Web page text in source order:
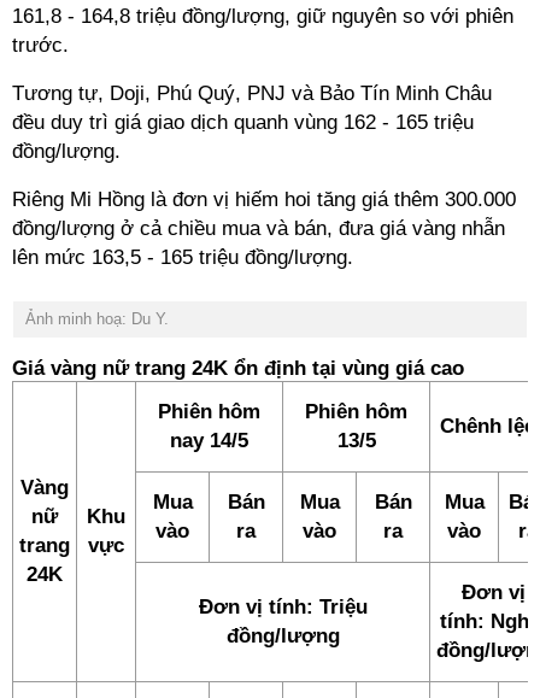
161,8 - 164,8 triệu đồng/lượng, giữ nguyên so với phiên
trước.
Tương tự, Doji, Phú Quý, PNJ và Bảo Tín Minh Châu
đều duy trì giá giao dịch quanh vùng 162 - 165 triệu
đồng/lượng.
Riêng Mi Hồng là đơn vị hiếm hoi tăng giá thêm 300.000
đồng/lượng ở cả chiều mua và bán, đưa giá vàng nhẫn
lên mức 163,5 - 165 triệu đồng/lượng.
Ảnh minh hoạ: Du Y.
Giá vàng nữ trang 24K ổn định tại vùng giá cao
Vàng
nữ
trang
24K
Khu
vực
Phiên hôm
nay 14/5
Phiên hôm
13/5
Chênh
Mua
vào
Bán
ra
Mua
vào
Bán
ra
Mua
vào
ra
Đơn vị tính: Triệu
đồng/lượng
Đơn vị
tính:
đồng/